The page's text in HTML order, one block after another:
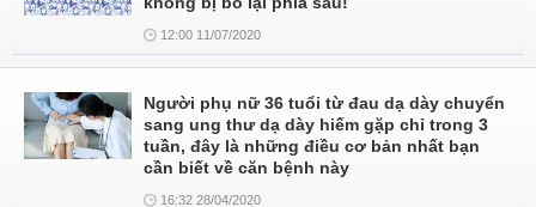
12:00 11/07/2020
Người phụ nữ 36 tuổi từ đau dạ dày chuyển
sang ung thư dạ dày hiếm gặp chỉ trong 3
tuần, đây là những điều cơ bản nhất bạn
cần biết về căn bệnh này
16:32 28/04/2020